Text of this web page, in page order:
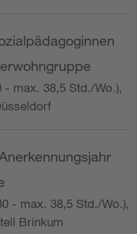
- max. 38,5 Std./Wo.),
- max. 38,5 Std./Wo.),
Brinkum